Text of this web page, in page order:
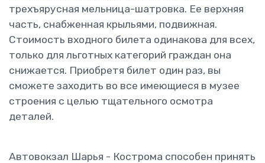
трехъярусная мельница-шатровка. Ее верхняя
часть, снабженная крыльями, подвижная.
Стоимость входного билета одинакова для всех,
только для льготных категорий граждан она
снижается. Приобретя билет один раз, вы
сможете заходить во все имеющиеся в музее
строения с целью тщательного осмотра
деталей.
Автовокзал Шарья - Кострома способен принять